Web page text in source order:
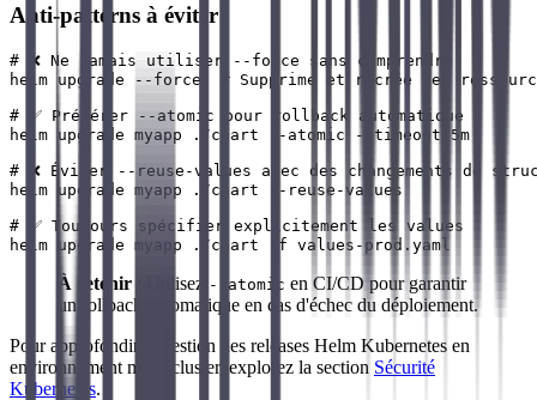
Anti-patterns à éviter
# ❌ Ne jamais utiliser --force sans comprendre
helm upgrade --force  # Supprime et recrée les
# ✅ Préférer --atomic pour rollback automatique
helm upgrade myapp ./chart --atomic --timeout 5m
# ❌ Éviter --reuse-values avec des changements de
helm upgrade myapp ./chart --reuse-values
# ✅ Toujours spécifier explicitement les values
À retenir : Utilisez --atomic en CI/CD pour garantir
un rollback automatique en cas d'échec du déploiement.
Pour approfondir la gestion des releases Helm Kubernetes en
environnement multi-cluster, explorez la section Sécurité
Kubernetes.